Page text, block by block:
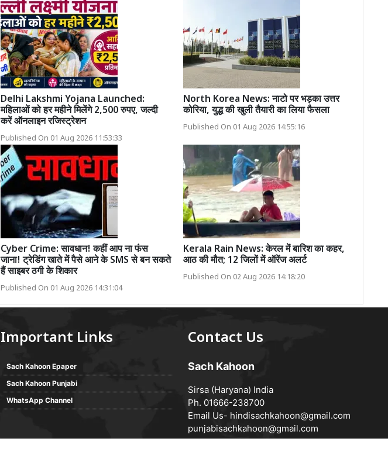
Delhi Lakshmi Yojana Launched:
महिलाओं को हर महीने मिलेंगे 2,500 रुपए, जल्दी
करें ऑनलाइन रजिस्ट्रेशन
Published On 01 Aug 2026 11:53:33
North Korea News: नाटो पर भड़का उत्तर
कोरिया, युद्ध की खुली तैयारी का लिया फैसला
Published On 01 Aug 2026 14:55:16
Cyber Crime: सावधान! कहीं आप ना फंस
जाना! ट्रेडिंग खाते में पैसे आने के SMS से बन सकते
हैं साइबर ठगी के शिकार
Published On 01 Aug 2026 14:31:04
Kerala Rain News: केरल में बारिश का कहर,
आठ की मौत; 12 जिलों में ऑरेंज अलर्ट
Published On 02 Aug 2026 14:18:20
Important Links
Sach Kahoon Epaper
Sach Kahoon Punjabi
WhatsApp Channel
Contact Us
Sach Kahoon
Sirsa (Haryana) India
Ph. 01666-238700
Email Us- hindisachkahoon@gmail.com
punjabisachkahoon@gmail.com